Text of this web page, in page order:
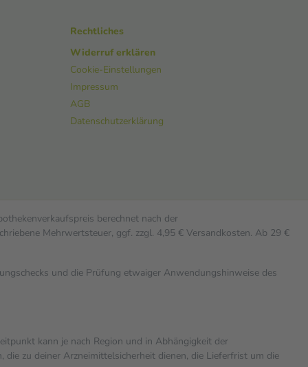
Rechtliches
Widerruf erklären
Cookie-Einstellungen
Impressum
AGB
Datenschutzerklärung
berechnet nach der
Mehrwertsteuer, ggf. zzgl. 4,95 € Versandkosten. Ab 29 €
und die Prüfung etwaiger Anwendungshinweise des
kann je nach Region und in Abhängigkeit der
zu deiner Arzneimittelsicherheit dienen, die Lieferfrist um die